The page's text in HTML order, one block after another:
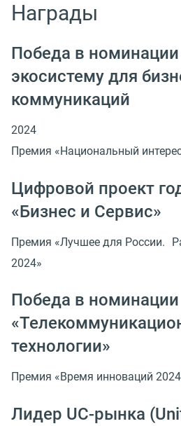
Награды
Победа в
экосистему для
коммуникаций
2024
Премия «Национальный
Цифровой проект
«Бизнес и Сервис»
Премия «Лучшее для России.
2024»
Победа в номинации
технологии»
Премия «Время инноваций
Лидер UC-рынка